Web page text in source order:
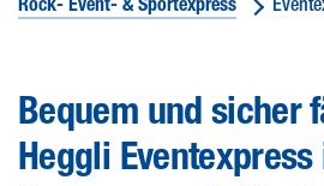
Rock- Event- & Sportexpress
Bequem und sicher
Heggli Eventexpress